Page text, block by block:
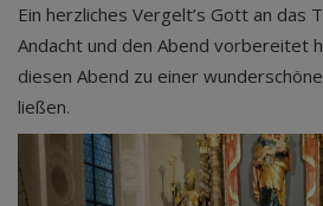
Ein herzliches Vergelt’s Gott an das
Andacht und den Abend vorbereitet
diesen Abend zu einer
ließen.